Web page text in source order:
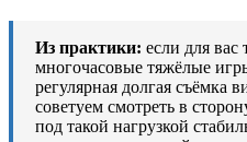
Из практики: если для
многочасовые тяжёлые
регулярная долгая съёмка
советуем смотреть в
под такой нагрузкой